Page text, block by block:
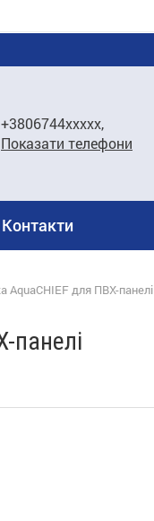
+3806744xxxxx,
Показати телефони
Контакти
AquaCHIEF для ПВХ-панелі
панелі